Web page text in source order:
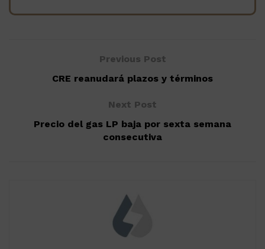
Previous Post
CRE reanudará plazos y términos
Next Post
Precio del gas LP baja por sexta semana
consecutiva